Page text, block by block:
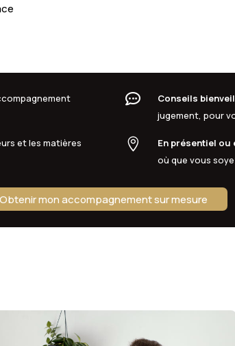
 Conseils
jugement, pour
et les matières
 En présentiel ou
où que vous
Obtenir mon accompagnement sur mesure